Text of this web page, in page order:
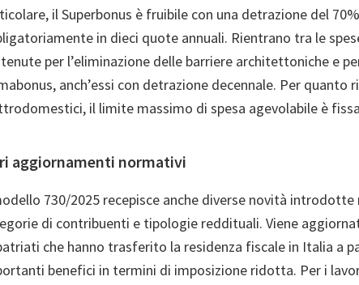
il Superbonus è fruibile con una detrazione del
in dieci quote annuali. Rientrano tra le
per l’eliminazione delle barriere architettoniche e
anch’essi con detrazione decennale. Per quanto
il limite massimo di spesa agevolabile è
aggiornamenti normativi
730/2025 recepisce anche diverse novità introdotte
di contribuenti e tipologie reddituali. Viene
che hanno trasferito la residenza fiscale in Italia a
benefici in termini di imposizione ridotta. Per i